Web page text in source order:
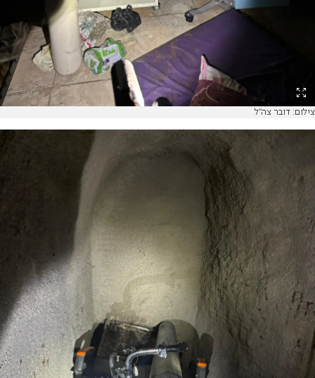
צילום: דובר צה"ל